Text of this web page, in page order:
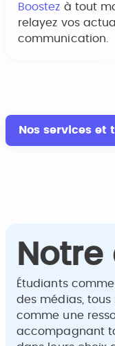
Boostez à tout
relayez vos
communication.
Nos services et
Étudiants
des médias,
comme une
accompagnant